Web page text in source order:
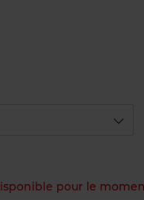
pour le